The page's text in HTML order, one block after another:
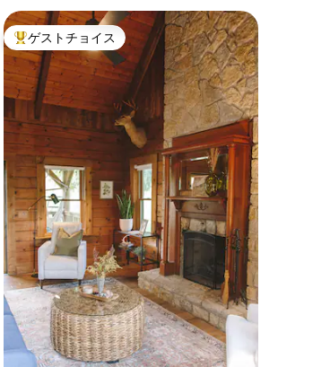
、5つ星中4.99つ星の平均評価
大好評のゲストチョイスです。
ゲストチョイス